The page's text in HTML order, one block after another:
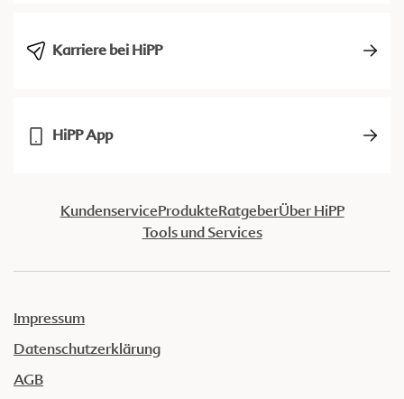
Karriere bei HiPP
HiPP App
KundenserviceProdukteRatgeberÜber HiPP
Tools und Services
Impressum
Datenschutzerklärung
AGB